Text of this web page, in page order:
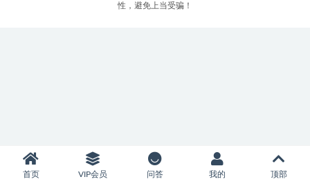
性，避免上当受骗！
首页 VIP会员 问答 我的 顶部